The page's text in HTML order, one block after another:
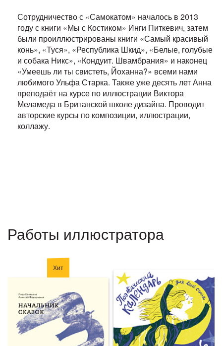
Сотрудничество с «Самокатом» началось в 2013
году с книги «Мы с Костиком» Инги Питкевич, затем
были проиллюстрированы книги «Самый красивый
конь», «Туся», «Республика Шкид», «Белые, голубые
и собака Никс», «Кондуит. Швамбрания» и наконец
«Умеешь ли ты свистеть, Йоханна?» всеми нами
любимого Ульфа Старка. Также уже десять лет Анна
преподаёт на курсе по иллюстрации Виктора
Меламеда в Британской школе дизайна. Проводит
авторские курсы по композиции, иллюстрации,
коллажу.
Работы иллюстратора
Хит